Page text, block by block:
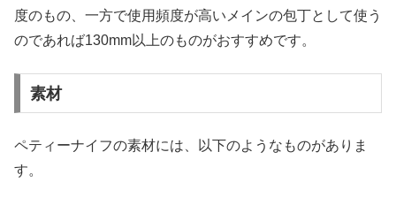
度のもの、一方で使用頻度が高いメインの包丁として使う
のであれば130mm以上のものがおすすめです。
素材
ペティーナイフの素材には、以下のようなものがありま
す。